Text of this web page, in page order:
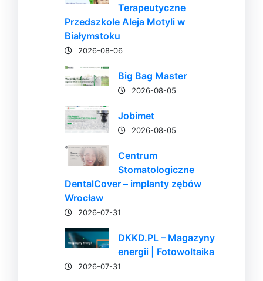
Terapeutyczne
Przedszkole Aleja Motyli w
Białymstoku
2026-08-06
Big Bag Master
2026-08-05
Jobimet
2026-08-05
Centrum
Stomatologiczne
DentalCover – implanty zębów
Wrocław
2026-07-31
DKKD.PL – Magazyny
energii | Fotowoltaika
2026-07-31